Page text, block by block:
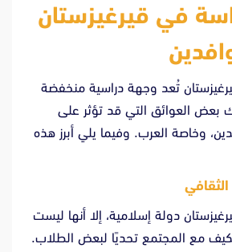
في قيرغيزستان
تُعد وجهة دراسية منخفضة
بعض العوائق التي قد تؤثر على
وخاصة العرب. وفيما يلي أبرز هذه
دولة إسلامية، إلا أنها ليست
مع المجتمع تحديًا لبعض الطلاب.